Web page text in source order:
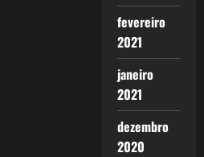
fevereiro
2021
janeiro
2021
dezembro
2020